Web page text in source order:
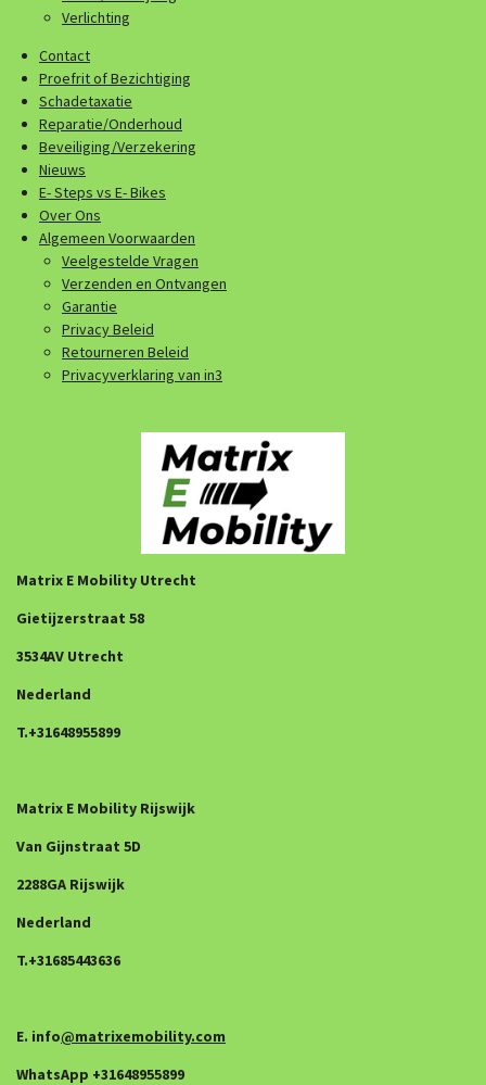
Verlichting
Contact
Proefrit of Bezichtiging
Schadetaxatie
Reparatie/Onderhoud
Beveiliging/Verzekering
Nieuws
E- Steps vs E- Bikes
Over Ons
Algemeen Voorwaarden
Veelgestelde Vragen
Verzenden en Ontvangen
Garantie
Privacy Beleid
Retourneren Beleid
Privacyverklaring van in3
Matrix E Mobility Utrecht
Gietijzerstraat 58
3534AV Utrecht
Nederland
T.+31648955899
Matrix E Mobility Rijswijk
Van Gijnstraat 5D
2288GA Rijswijk
Nederland
T.+31685443636
E. info@matrixemobility.com
WhatsApp +31648955899